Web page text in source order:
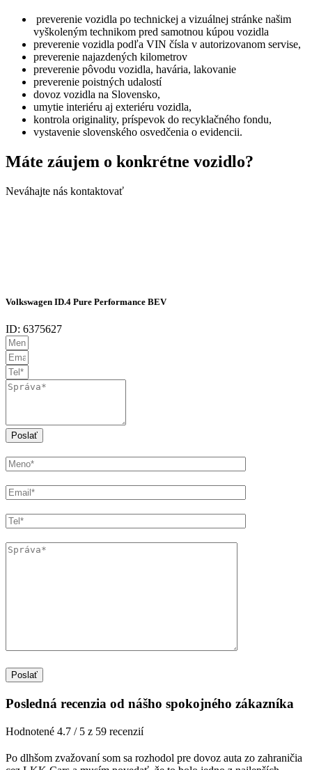
preverenie vozidla po technickej a vizuálnej stránke našim
vyškoleným technikom pred samotnou kúpou vozidla
preverenie vozidla podľa VIN čísla v autorizovanom servise,
preverenie najazdených kilometrov
preverenie pôvodu vozidla, havária, lakovanie
preverenie poistných udalostí
dovoz vozidla na Slovensko,
umytie interiéru aj exteriéru vozidla,
kontrola originality, príspevok do recyklačného fondu,
vystavenie slovenského osvedčenia o evidencii.
Máte záujem o konkrétne vozidlo?
Neváhajte nás kontaktovať
Volkswagen ID.4 Pure Performance BEV
ID: 6375627
Poslať
Posledná recenzia od nášho spokojného zákazníka
Hodnotené 4.7 / 5 z 59 recenzií
Po dlhšom zvažovaní som sa rozhodol pre dovoz auta zo zahraničia